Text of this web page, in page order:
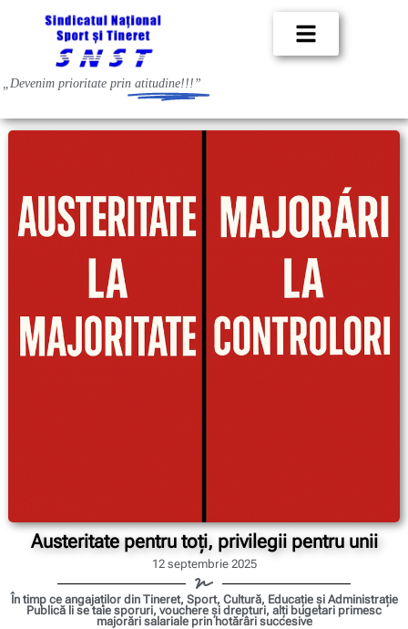
„Devenim prioritate prin atitudine!!!”
Austeritate pentru toți, privilegii pentru unii
12 septembrie 2025
În timp ce angajaților din Tineret, Sport, Cultură, Educație și Administrație
Publică li se taie sporuri, vouchere și drepturi, alți bugetari primesc
majorări salariale prin hotărâri succesive